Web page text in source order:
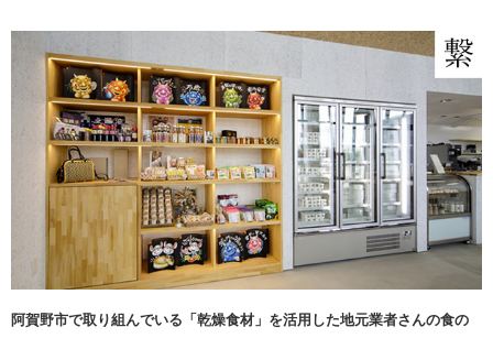
阿賀野市で取り組んでいる「乾燥食材」を活用した地元業者さんの食の